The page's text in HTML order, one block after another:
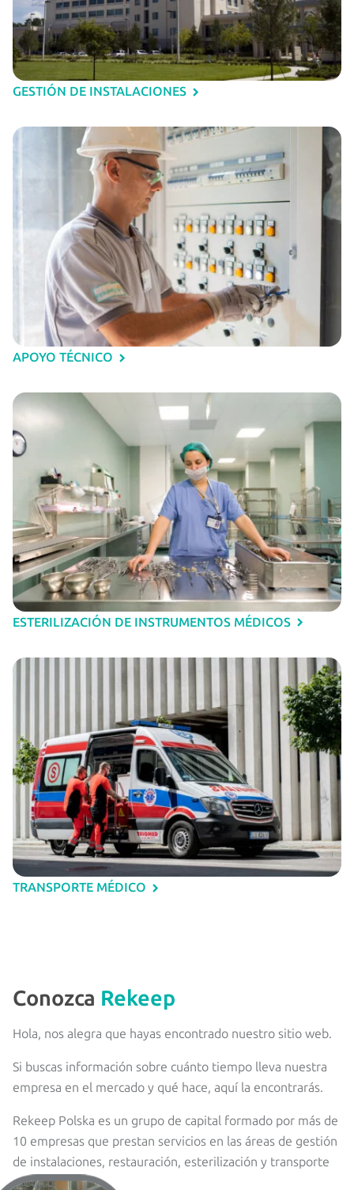
GESTIÓN DE INSTALACIONES
APOYO TÉCNICO
ESTERILIZACIÓN DE INSTRUMENTOS MÉDICOS
TRANSPORTE MÉDICO
Conozca Rekeep
Hola, nos alegra que hayas encontrado nuestro sitio web.
Si buscas información sobre cuánto tiempo lleva nuestra
empresa en el mercado y qué hace, aquí la encontrarás.
Rekeep Polska es un grupo de capital formado por más de
10 empresas que prestan servicios en las áreas de gestión
de instalaciones, restauración, esterilización y transporte
médico.